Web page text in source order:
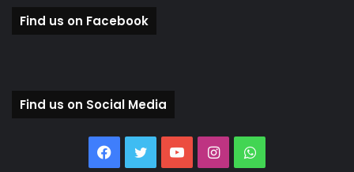
Find us on Facebook
Find us on Social Media
Facebook
TwitterYouTubeInstagramWhatsApp